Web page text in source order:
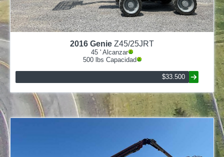
2016 Genie Z45/25JRT
45 ' Alcanzar
500lbs Capacidad
$33.500